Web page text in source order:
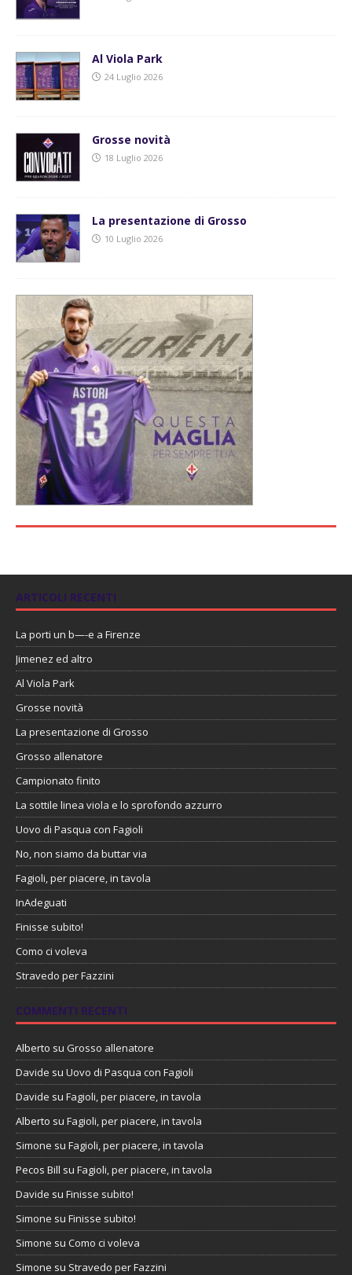
Al Viola Park
24 Luglio 2026
Grosse novità
18 Luglio 2026
La presentazione di Grosso
10 Luglio 2026
ARTICOLI RECENTI
La porti un b—-e a Firenze
Jimenez ed altro
Al Viola Park
Grosse novità
La presentazione di Grosso
Grosso allenatore
Campionato finito
La sottile linea viola e lo sprofondo azzurro
Uovo di Pasqua con Fagioli
No, non siamo da buttar via
Fagioli, per piacere, in tavola
InAdeguati
Finisse subito!
Como ci voleva
Stravedo per Fazzini
COMMENTI RECENTI
Alberto su Grosso allenatore
Davide su Uovo di Pasqua con Fagioli
Davide su Fagioli, per piacere, in tavola
Alberto su Fagioli, per piacere, in tavola
Simone su Fagioli, per piacere, in tavola
Pecos Bill su Fagioli, per piacere, in tavola
Davide su Finisse subito!
Simone su Finisse subito!
Simone su Como ci voleva
Simone su Stravedo per Fazzini